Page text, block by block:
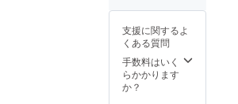
支援に関するよ
くある質問
手数料はいく
らかかります
か？